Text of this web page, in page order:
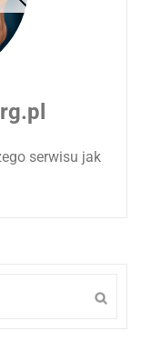
serwisu jak